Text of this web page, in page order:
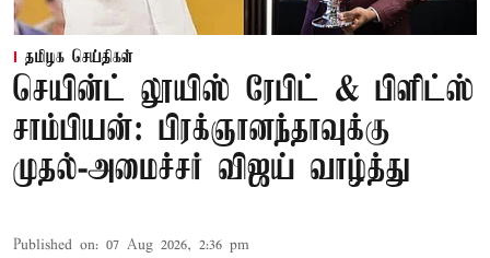
தமிழக செய்திகள்
செயின்ட் லூயிஸ் ரேபிட் & பிளிட்ஸ்
சாம்பியன்: பிரக்ஞானந்தாவுக்கு
முதல்-அமைச்சர் விஜய் வாழ்த்து
Published on: 07 Aug 2026, 2:36 pm